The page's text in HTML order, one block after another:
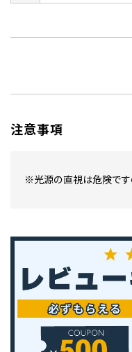
注意事項
※光源の直視は危険です